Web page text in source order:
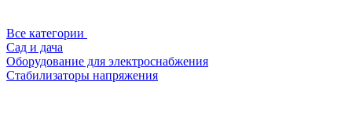
Все категории
Сад и дача
Оборудование для электроснабжения
Стабилизаторы напряжения